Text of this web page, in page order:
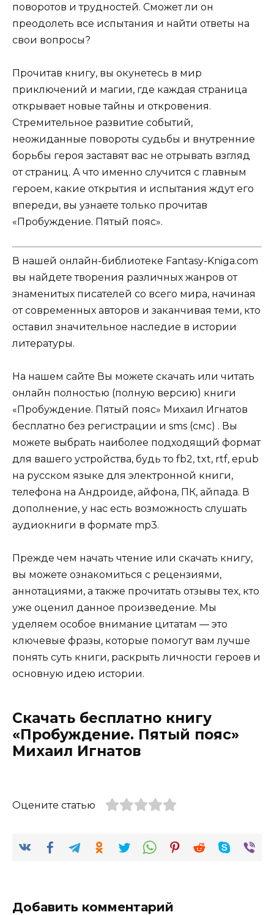
поворотов и трудностей. Сможет ли он
преодолеть все испытания и найти ответы на
свои вопросы?
Прочитав книгу, вы окунетесь в мир
приключений и магии, где каждая страница
открывает новые тайны и откровения.
Стремительное развитие событий,
неожиданные повороты судьбы и внутренние
борьбы героя заставят вас не отрывать взгляд
от страниц. А что именно случится с главным
героем, какие открытия и испытания ждут его
впереди, вы узнаете только прочитав
«Пробуждение. Пятый пояс».
В нашей онлайн-библиотеке Fantasy-Kniga.com
вы найдете творения различных жанров от
знаменитых писателей со всего мира, начиная
от современных авторов и заканчивая теми, кто
оставил значительное наследие в истории
литературы.
На нашем сайте Вы можете скачать или читать
онлайн полностью (полную версию) книги
«Пробуждение. Пятый пояс» Михаил Игнатов
бесплатно без регистрации и sms (смс) . Вы
можете выбрать наиболее подходящий формат
для вашего устройства, будь то fb2, txt, rtf, epub
на русском языке для электронной книги,
телефона на Андроиде, айфона, ПК, айпада. В
дополнение, у нас есть возможность слушать
аудиокниги в формате mp3.
Прежде чем начать чтение или скачать книгу,
вы можете ознакомиться с рецензиями,
аннотациями, а также прочитать отзывы тех, кто
уже оценил данное произведение. Мы
уделяем особое внимание цитатам — это
ключевые фразы, которые помогут вам лучше
понять суть книги, раскрыть личности героев и
основную идею истории.
Скачать бесплатно книгу
«Пробуждение. Пятый пояс»
Михаил Игнатов
Оцените статью
Добавить комментарий